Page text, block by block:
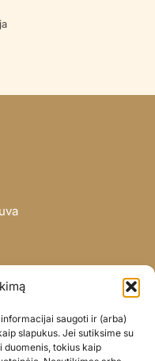
saugoti ir (arba)
slapukus. Jei sutiksime su
duomenis, tokius kaip